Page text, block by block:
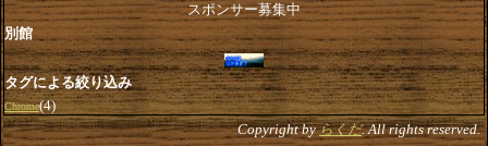
スポンサー募集中
別館
タグによる絞り込み
Chrome(4)
Copyright byらくだ. All rights reserved.